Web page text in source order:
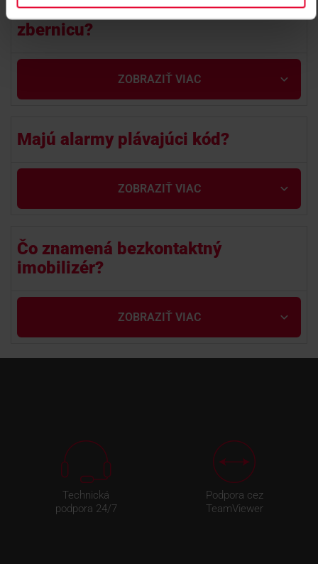
Ako zistím či vozidlo má CAN BUS
zbernicu?
ZOBRAZIŤ VIAC
Majú alarmy plávajúci kód?
ZOBRAZIŤ VIAC
Čo znamená bezkontaktný
imobilizér?
ZOBRAZIŤ VIAC
Technická
podpora 24/7
Podpora cez
TeamViewer